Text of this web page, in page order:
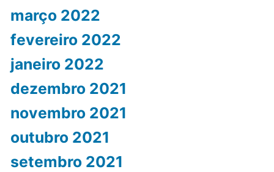
março 2022
fevereiro 2022
janeiro 2022
dezembro 2021
novembro 2021
outubro 2021
setembro 2021